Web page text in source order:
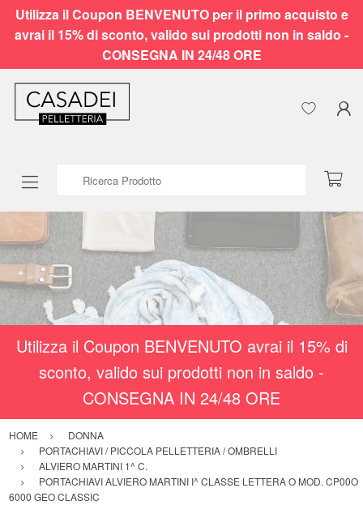
Utilizza il Coupon BENVENUTO per il primo acquisto e
avrai il 15% di sconto, valido sui prodotti non in saldo -
CONSEGNA IN 24/48 ORE
Utilizza il Coupon BENVENUTO avrai il 15% di
sconto, valido sui prodotti non in saldo -
CONSEGNA IN 24/48 ORE
HOME
DONNA
PORTACHIAVI / PICCOLA PELLETTERIA / OMBRELLI
ALVIERO MARTINI 1^ C.
PORTACHIAVI ALVIERO MARTINI I^ CLASSE LETTERA O MOD. CP00O
6000 GEO CLASSIC